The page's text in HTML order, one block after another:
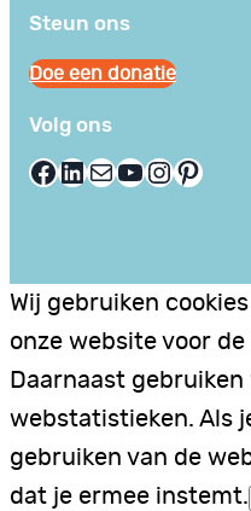
Steun ons
Doe een donatie
Volg ons
Facebook LinkedIn E-mail YouTube InstagramPinterest
Wij gebruiken
onze website voor
Daarnaast gebruiken
webstatistieken. Als
gebruiken van de
dat je ermee instemt.